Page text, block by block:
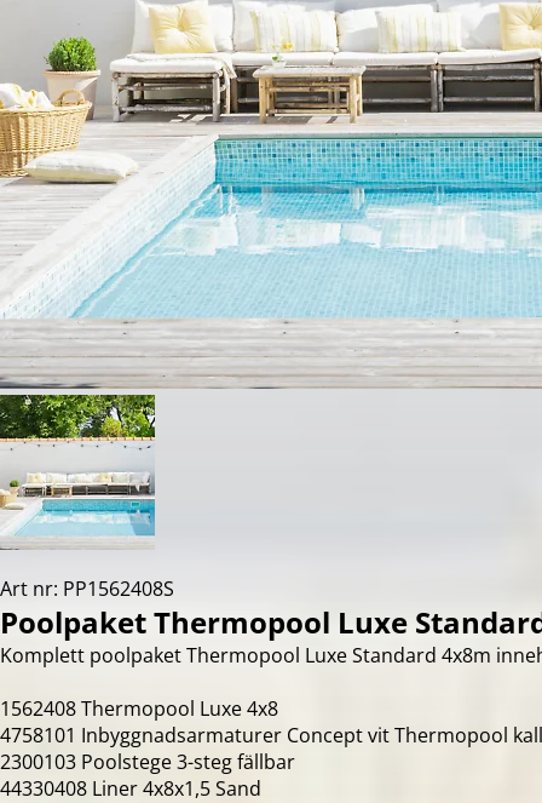
Art nr: PP1562408S
Poolpaket Thermopool Luxe
Komplett poolpaket Thermopool Luxe Standard 4x8m
1562408 Thermopool Luxe 4x8
4758101 Inbyggnadsarmaturer Concept vit Thermopool
2300103 Poolstege 3-steg fällbar
44330408 Liner 4x8x1,5 Sand